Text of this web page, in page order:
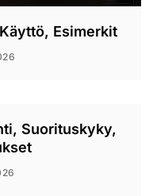
Esimerkit
Suorituskyky,